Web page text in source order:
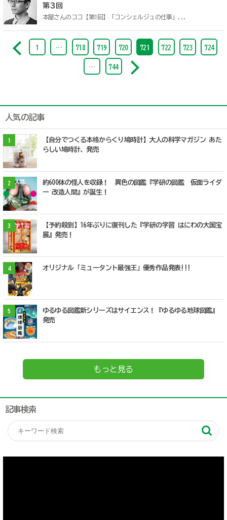
第３回
本屋さんのココ【第1回】「コンシェルジュの仕事」...
1 … 718 719 720 721 722 723 724
… 744
人気の記事
1
【自分でつくる本格からくり鳩時計】大人の科学マガジン あた
らしい鳩時計、発売
2
約600体の怪人を収録！ 異色の図鑑『学研の図鑑 仮面ライダ
ー 改造人間』が誕生！
3
【予約殺到】16年ぶりに復刊した『学研の学習 はにわの大国宝
展』発売！
4 オリジナル「ミュータント最強王」優秀作品発表!!!
5
ゆるゆる図鑑新シリーズはサイエンス！『ゆるゆる地球図鑑』
発売
もっと見る
記事検索